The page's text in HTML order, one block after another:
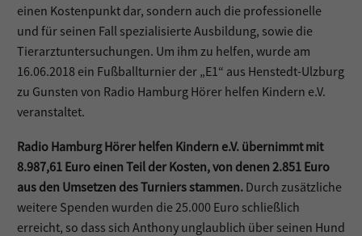
einen Kostenpunkt dar, sondern auch die professionelle
und für seinen Fall spezialisierte Ausbildung, sowie die
Tierarztuntersuchungen. Um ihm zu helfen, wurde am
16.06.2018 ein Fußballturnier der „E1“ aus Henstedt-Ulzburg
zu Gunsten von Radio Hamburg Hörer helfen Kindern e.V.
veranstaltet.
Radio Hamburg Hörer helfen Kindern e.V. übernimmt mit
8.987,61 Euro einen Teil der Kosten, von denen 2.851 Euro
aus den Umsetzen des Turniers stammen. Durch zusätzliche
weitere Spenden wurden die 25.000 Euro schließlich
erreicht, so dass sich Anthony unglaublich über seinen Hund